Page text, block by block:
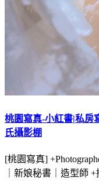
桃園寫真-小紅書|私房
氏攝影棚
[桃園寫真]
｜新娘秘書｜造型師